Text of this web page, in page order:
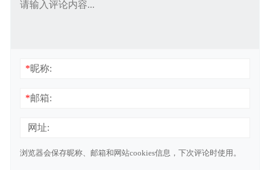
*昵称:
*邮箱:
网址:
浏览器会保存昵称、邮箱和网站cookies信息，下次评论时使用。